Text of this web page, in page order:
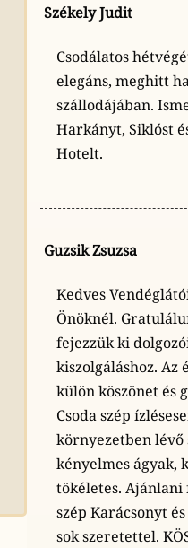
Székely Judit
Csodálatos
elegáns, meghitt
szállodájában.
Harkányt, Siklóst
Hotelt.
Guzsik Zsuzsa
Kedves
Önöknél.
fejezzük ki
kiszolgáláshoz. Az
külön köszönet és
Csoda szép
környezetben lévő
kényelmes ágyak,
tökéletes. Ajánlani
szép Karácsonyt
sok szeretettel.